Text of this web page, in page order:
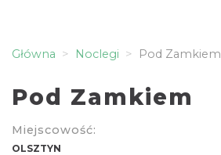
Główna Noclegi Pod Zamkiem
Pod Zamkiem
Miejscowość:
OLSZTYN